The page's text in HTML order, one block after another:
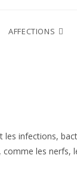
AFFECTIONS
les infections,
les nerfs,